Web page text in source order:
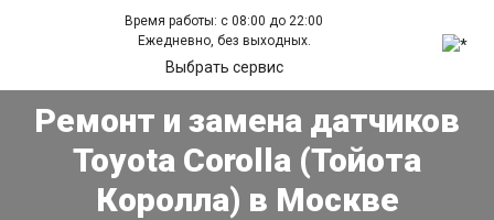
Время работы: с 08:00 до 22:00
Ежедневно, без выходных.
Выбрать сервис
Ремонт и замена датчиков
Toyota Corolla (Тойота
Королла) в Москве